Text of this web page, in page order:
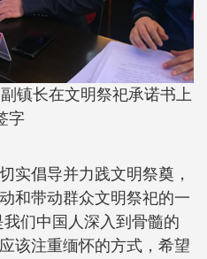
镇长在文明祭祀承诺书上
字
实倡导并力践文明祭奠，
和带动群众文明祭祀的一
们中国人深入到骨髓的
该注重缅怀的方式，希望